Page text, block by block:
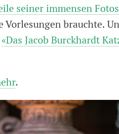
seiner immensen
Vorlesungen brauchte.
«Das Jacob Burckhardt
.